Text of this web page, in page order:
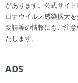
があります。公式サイ
ロナウイルス感染拡大
要請等の情報にもご注
たします。
ADS